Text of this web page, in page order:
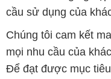
cầu sử dụng của
Chúng tôi cam kết
mọi nhu cầu của
Để đạt được mục